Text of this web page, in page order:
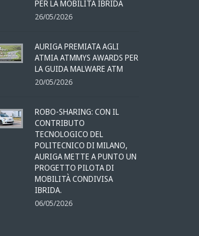
PER LA MOBILITÀ IBRIDA
26/05/2026
AURIGA PREMIATA AGLI
ATMIA ATMMYS AWARDS PER
LA GUIDA MALWARE ATM
20/05/2026
ROBO-SHARING: CON IL
CONTRIBUTO
TECNOLOGICO DEL
POLITECNICO DI MILANO,
AURIGA METTE A PUNTO UN
PROGETTO PILOTA DI
MOBILITÀ CONDIVISA
IBRIDA.
06/05/2026